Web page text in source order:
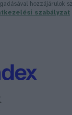
hozzájárulok
szabályzat